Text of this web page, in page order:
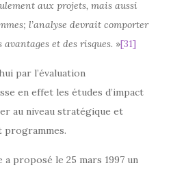
aux projets, mais aussi
l’analyse devrait comporter
et des risques. »[31]
par l’évaluation
en effet les études d’impact
au niveau stratégique et
programmes.
proposé le 25 mars 1997 un